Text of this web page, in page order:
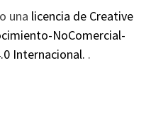
una licencia de Creative
NoComercial-
Internacional. .